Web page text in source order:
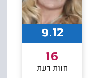
9.12
16
חוות דעת